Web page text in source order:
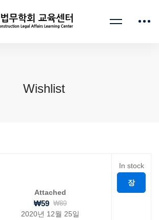
Wishlist
Attached
₩59 ₩89
2020년 12월 25일
In stock
장